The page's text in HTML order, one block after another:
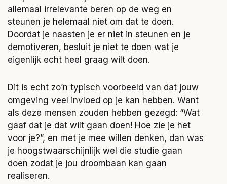
allemaal irrelevante beren op de weg en
steunen je helemaal niet om dat te doen.
Doordat je naasten je er niet in steunen en je
demotiveren, besluit je niet te doen wat je
eigenlijk echt heel graag wilt doen.
Dit is echt zo’n typisch voorbeeld van dat jouw
omgeving veel invloed op je kan hebben. Want
als deze mensen zouden hebben gezegd: “Wat
gaaf dat je dat wilt gaan doen! Hoe zie je het
voor je?”, en met je mee willen denken, dan was
je hoogstwaarschijnlijk wel die studie gaan
doen zodat je jou droombaan kan gaan
realiseren.